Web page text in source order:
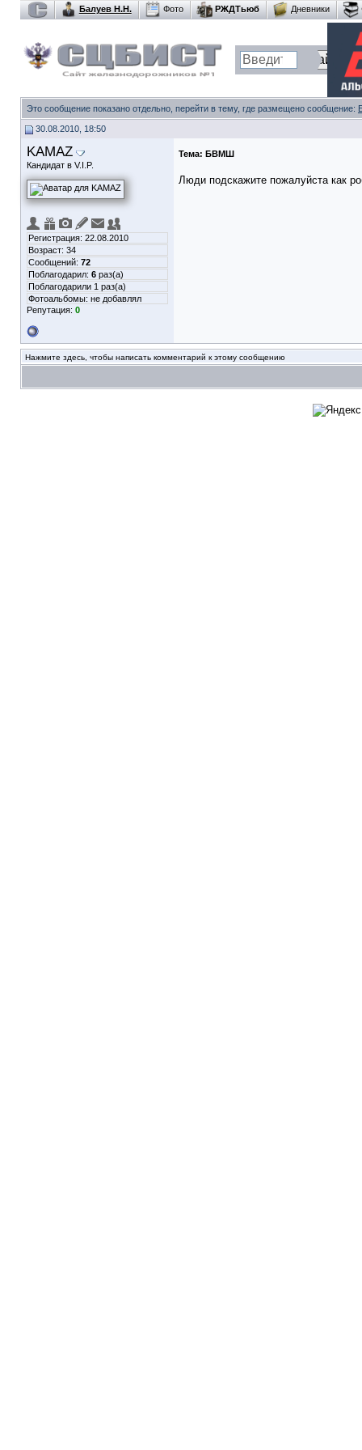
Балуев Н.Н. Фото РЖДТьюб Дневники
Это сообщение показано отдельно, перейти в тему, где размещено сообщение:
30.08.2010, 18:50
KAMAZ
Кандидат в V.I.P.
Регистрация: 22.08.2010
Возраст: 34
Сообщений: 72
Поблагодарил: 6 раз(а)
Поблагодарили 1 раз(а)
Фотоальбомы: не добавлял
Репутация: 0
Тема: БВМШ
Люди подскажите пожалуйста как
Нажмите здесь, чтобы написать комментарий к этому сообщению